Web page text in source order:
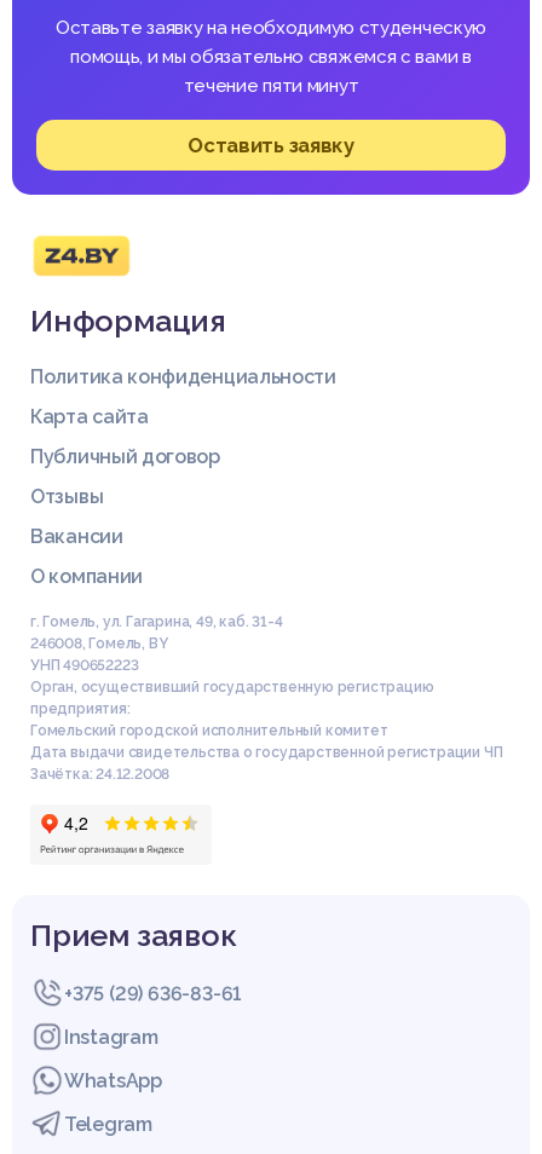
Оставьте заявку на необходимую студенческую
помощь, и мы обязательно свяжемся с вами в
течение пяти минут
Оставить заявку
Информация
Политика конфиденциальности
Карта сайта
Публичный договор
Отзывы
Вакансии
О компании
г. Гомель, ул. Гагарина, 49, каб. 31-4
246008, Гомель, BY
УНП 490652223
Орган, осуществивший государственную регистрацию
предприятия:
Гомельский городской исполнительный комитет
Дата выдачи свидетельства о государственной регистрации ЧП
Зачётка: 24.12.2008
Прием заявок
+375 (29) 636-83-61
Instagram
WhatsApp
Telegram